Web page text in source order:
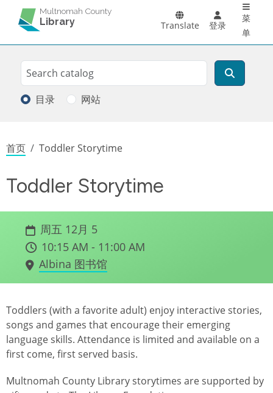
跳转到主要内容Multnomah County
Library Translate 登录
菜
单
Search
搜索
目录 网站
面包屑
首页 Toddler Storytime
Toddler Storytime
周五 12月 5
10:15 AM - 11:00 AM
Albina 图书馆
Toddlers (with a favorite adult) enjoy interactive stories,
songs and games that encourage their emerging
language skills. Attendance is limited and available on a
first come, first served basis.
Multnomah County Library storytimes are supported by